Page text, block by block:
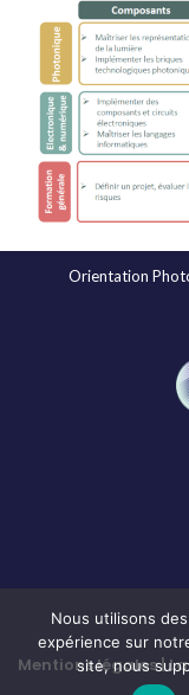
Orientation
Mentions légales
Nous utilisons
expérience sur
site, nous